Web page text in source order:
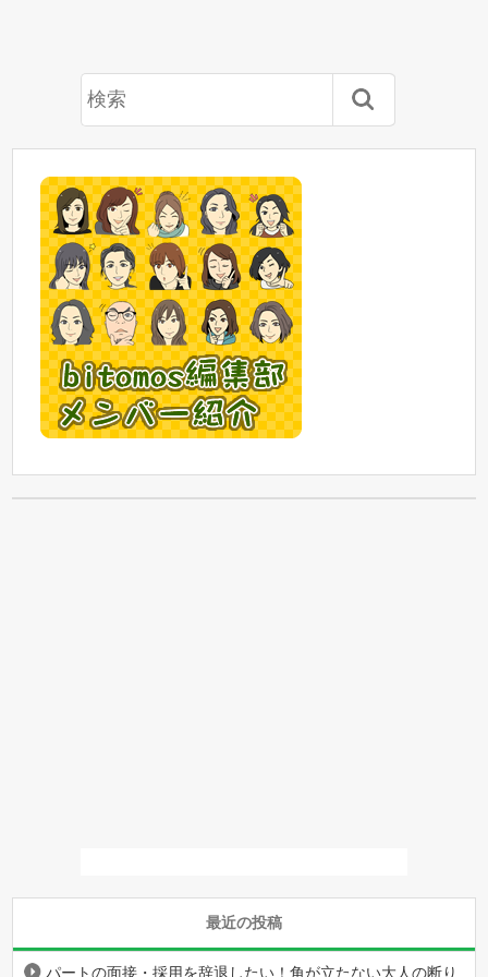
最近の投稿
パートの面接・採用を辞退したい！角が立たない大人の断り